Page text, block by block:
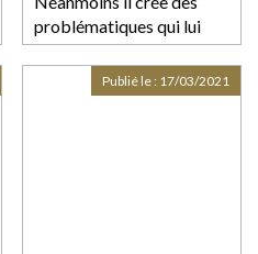
problématiques qui lui
sont particulières
Publié le : 17/03/2021